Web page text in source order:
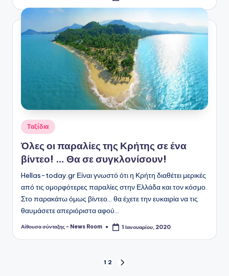
Αναρτήθηκε
σε
Ταξίδια
Όλες οι παραλίες της Κρήτης σε ένα
βίντεο! … Θα σε συγκλονίσουν!
Hellas-today.gr Είναι γνωστό ότι η Κρήτη διαθέτει μερικές
από τις ομορφότερες παραλίες στην Ελλάδα και τον κόσμο.
Στο παρακάτω όμως βίντεο... θα έχετε την ευκαιρία να τις
θαυμάσετε απεριόριστα αφού…
Συγγραφέας:
Αίθουσα σύνταξης - News Room 1 Ιανουαρίου, 2020
Σελιδοποίηση
1 2